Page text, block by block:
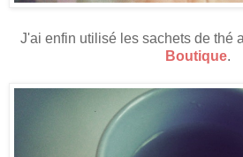
J'ai enfin utilisé les sachets de thé
Boutique.